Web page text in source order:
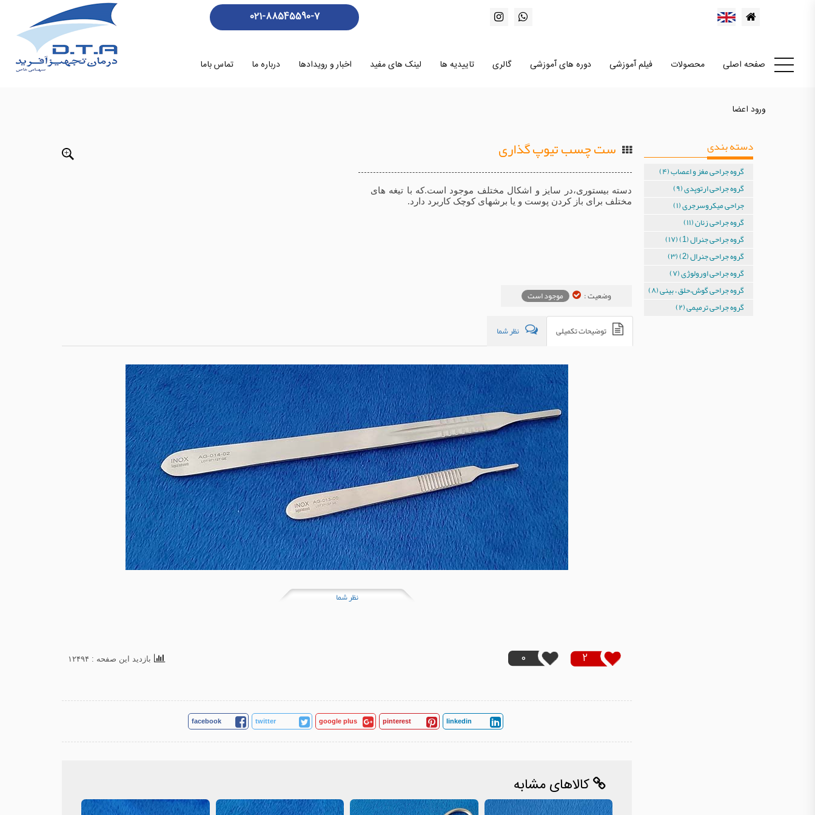
021-88545590-7
صفحه اصلی محصولات فیلم آموزشی دوره های آموزشی گالری تاییدیه ها لینک های مفید اخبار و رویدادها درباره ما تماس باما
ورود اعضا
دسته بندی
گروه جراحی مغز و اعصاب (۴)
گروه جراحی ارتوپدی (۹)
جراحی میکروسرجری (۱)
گروه جراحی زنان (۱۱)
گروه جراحی جنرال (1) (۱۷)
گروه جراحی جنرال (2) (۳)
گروه جراحی اورولوژی (۷)
گروه جراحی گوش،حلق ، بینی (۸)
گروه جراحی ترمیمی (۲)
ست چسب تیوپ گذاری
دسته بیستوری،در سایز و اشکال مختلف موجود است.که با تیغه های
مختلف برای باز کردن پوست و یا برشهای کوچک کاربرد دارد.
وضعیت : موجود است
توضیحات تکمیلی نظر شما
نظر شما
2
0 بازدید این صفحه : ۱۲۴۹۴
facebook twitter google plus pinterest linkedin
کالاهای مشابه